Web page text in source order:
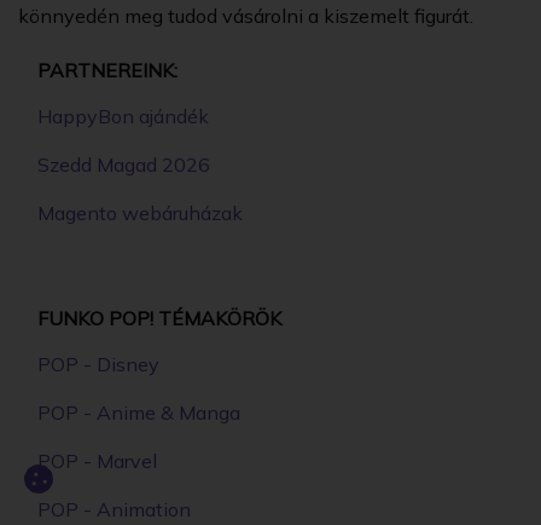
könnyedén meg tudod vásárolni a kiszemelt figurát.
PARTNEREINK:
HappyBon ajándék
Szedd Magad 2026
Magento webáruházak
FUNKO POP! TÉMAKÖRÖK
POP - Disney
POP - Anime & Manga
POP - Marvel
POP - Animation